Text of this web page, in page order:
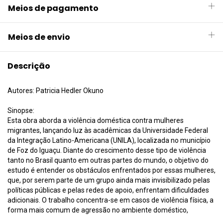
Meios de pagamento
Meios de envio
Descrição
Autores: Patricia Hedler Okuno
Sinopse:
Esta obra aborda a violência doméstica contra mulheres
migrantes, lançando luz às acadêmicas da Universidade Federal
da Integração Latino-Americana (UNILA), localizada no município
de Foz do Iguaçu. Diante do crescimento desse tipo de violência
tanto no Brasil quanto em outras partes do mundo, o objetivo do
estudo é entender os obstáculos enfrentados por essas mulheres,
que, por serem parte de um grupo ainda mais invisibilizado pelas
políticas públicas e pelas redes de apoio, enfrentam dificuldades
adicionais. O trabalho concentra-se em casos de violência física, a
forma mais comum de agressão no ambiente doméstico,